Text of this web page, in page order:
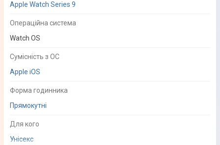
Apple Watch Series 9
Операційна система
Watch OS
Сумісність з ОС
Apple iOS
Форма годинника
Прямокутні
Для кого
Унісекс